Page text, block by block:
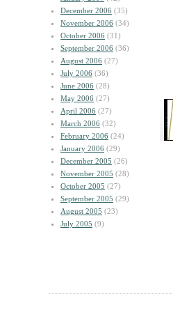
December 2006 (35)
November 2006 (34)
October 2006 (31)
September 2006 (36)
August 2006 (27)
July 2006 (36)
June 2006 (28)
May 2006 (27)
April 2006 (27)
March 2006 (32)
February 2006 (24)
January 2006 (29)
December 2005 (26)
November 2005 (28)
October 2005 (27)
September 2005 (29)
August 2005 (23)
July 2005 (9)